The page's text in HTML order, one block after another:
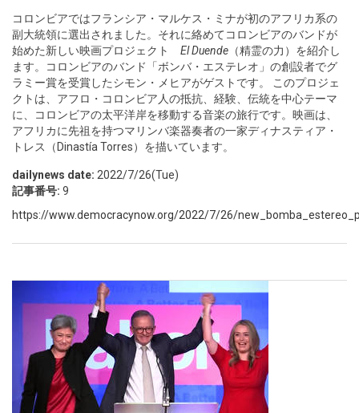
コロンビアではフランシア・マルケス・ミナが初のアフリカ系の
副大統領に選出されました。それに絡めてコロンビアのバンドが
始めた新しい映画プロジェクト El Duende （精霊の力）を紹介し
ます。コロンビアのバンド「ボンバ・エステレオ」の創設者でグ
ラミー賞を受賞したシモン・メヒアがゲストです。 このプロジェ
クトは、アフロ・コロンビア人の抵抗、経験、伝統を中心テーマ
に、コロンビアの太平洋岸を移動する音楽の旅行です。映画は、
アフリカに先祖を持つマリンバ楽器奏者の一家ディナスティア・
トレス（Dinastía Torres）を描いています。
dailynews date: 2022/7/26(Tue)
記事番号: 9
https://www.democracynow.org/2022/7/26/